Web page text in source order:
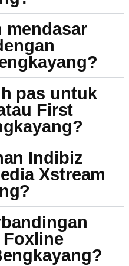
mendasar
pas untuk
First
Indibiz
Xstream